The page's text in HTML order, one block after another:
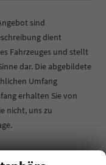
sind
dient
Fahrzeuges und stellt
dar. Die abgebildete
Umfang
erhalten Sie von
nicht, uns zu
2-Zonen-Klimaautomatik